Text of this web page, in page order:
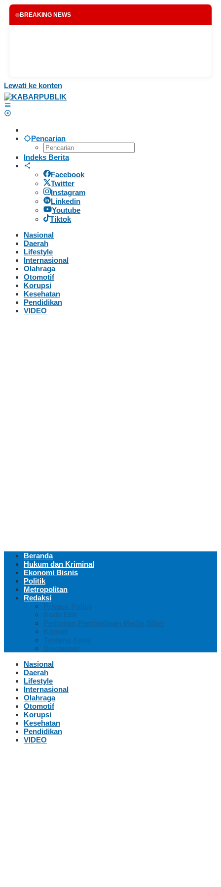
BREAKING NEWS
Lewati ke konten
Pencarian
Indeks Berita
Facebook
Twitter
Instagram
Linkedin
Youtube
Tiktok
Nasional
Daerah
Lifestyle
Internasional
Olahraga
Otomotif
Korupsi
Kesehatan
Pendidikan
VIDEO
Beranda
Hukum dan Kriminal
Ekonomi Bisnis
Politik
Metropolitan
Redaksi
Privacy Policy
Kode Etik
Pedoman Pemberitaan Media Siber
Kontak
Tentang Kami
Disclaimer
Nasional
Daerah
Lifestyle
Internasional
Olahraga
Otomotif
Korupsi
Kesehatan
Pendidikan
VIDEO